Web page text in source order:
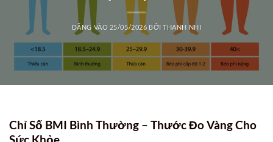
ĐĂNG VÀO 25/05/2026 BỞITHANH NHI
Chỉ Số BMI Bình Thường – Thước Đo Vàng Cho